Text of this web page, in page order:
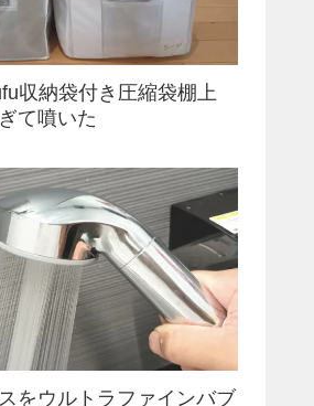
収納袋付き圧縮袋棚上
て噴いた
をウルトラファインバブ